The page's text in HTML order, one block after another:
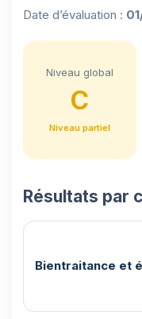
Date d’évaluation :
Niveau global
C
Niveau partiel
Résultats par
Bientraitance et